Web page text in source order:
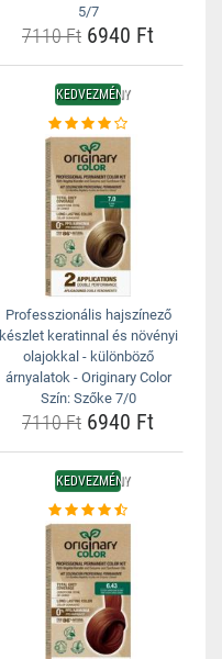
5/7
7110 Ft 6940 Ft
KEDVEZMÉNY
Professzionális hajszínező
készlet keratinnal és növényi
olajokkal - különböző
árnyalatok - Originary Color
Szín: Szőke 7/0
7110 Ft 6940 Ft
KEDVEZMÉNY